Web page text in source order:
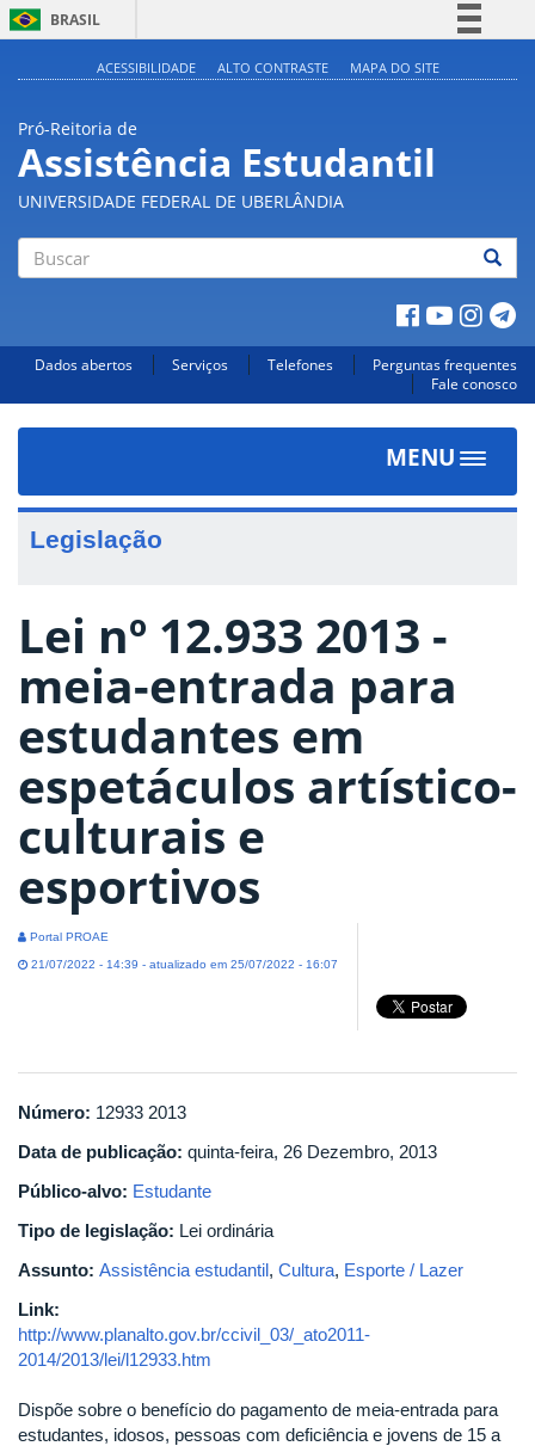
BRASIL
Acesso à informação
Legislação
Canais
ACESSIBILIDADE ALTO CONTRASTE MAPA DO SITE
Pró-Reitoria de
Assistência Estudantil
UNIVERSIDADE FEDERAL DE UBERLÂNDIA
Dados abertos Serviços Telefones
Perguntas frequentes
Fale conosco
MENU
Toggle
Legislação
Lei nº 12.933 2013 -
meia-entrada para
estudantes em
espetáculos artístico-
culturais e
esportivos
Portal PROAE
21/07/2022 - 14:39 - atualizado em 25/07/2022 - 16:07
Número: 12933 2013
Data de publicação: quinta-feira, 26 Dezembro, 2013
Público-alvo: Estudante
Tipo de legislação: Lei ordinária
Assunto: Assistência estudantil, Cultura, Esporte / Lazer
Link:
http://www.planalto.gov.br/ccivil_03/_ato2011-
2014/2013/lei/l12933.htm
Dispõe sobre o benefício do pagamento de meia-entrada para
estudantes, idosos, pessoas com deficiência e jovens de 15 a